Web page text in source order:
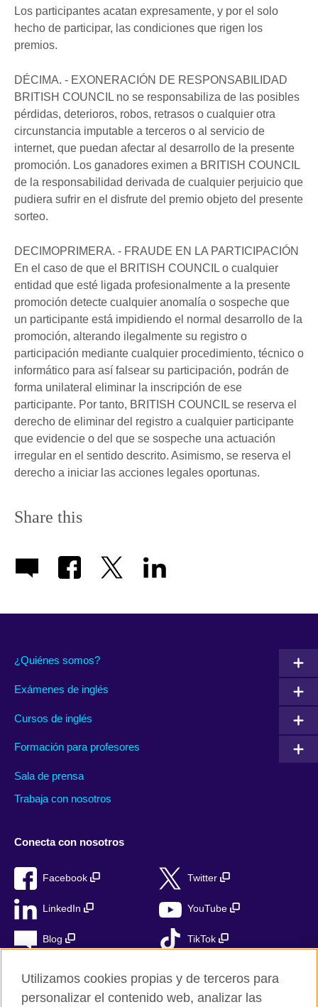
Los participantes acatan expresamente, y por el solo
hecho de participar, las condiciones que rigen los
premios.
DÉCIMA. - EXONERACIÓN DE RESPONSABILIDAD
BRITISH COUNCIL no se responsabiliza de las posibles
pérdidas, deterioros, robos, retrasos o cualquier otra
circunstancia imputable a terceros o al servicio de
internet, que puedan afectar al desarrollo de la presente
promoción. Los ganadores eximen a BRITISH COUNCIL
de la responsabilidad derivada de cualquier perjuicio que
pudiera sufrir en el disfrute del premio objeto del presente
sorteo.
DECIMOPRIMERA. - FRAUDE EN LA PARTICIPACIÓN
En el caso de que el BRITISH COUNCIL o cualquier
entidad que esté ligada profesionalmente a la presente
promoción detecte cualquier anomalía o sospeche que
un participante está impidiendo el normal desarrollo de la
promoción, alterando ilegalmente su registro o
participación mediante cualquier procedimiento, técnico o
informático para así falsear su participación, podrán de
forma unilateral eliminar la inscripción de ese
participante. Por tanto, BRITISH COUNCIL se reserva el
derecho de eliminar del registro a cualquier participante
que evidencie o del que se sospeche una actuación
irregular en el sentido descrito. Asimismo, se reserva el
derecho a iniciar las acciones legales oportunas.
Share this
¿Quiénes somos?
Exámenes de inglés
Cursos de inglés
Formación para profesores
Sala de prensa
Trabaja con nosotros
Conecta con nosotros
Facebook Twitter
LinkedIn YouTube
Blog TikTok
Utilizamos cookies propias y de terceros para
personalizar el contenido web, analizar las